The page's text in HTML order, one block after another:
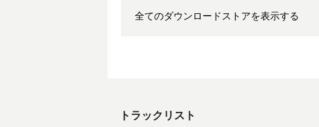
全てのダウンロードストアを表示する
トラックリスト